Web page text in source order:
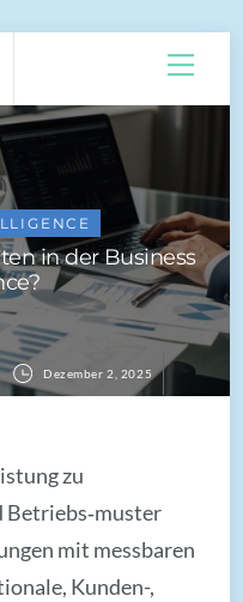
Dezember 2, 2025
in der Business
zu
Betriebs‑muster
mit messbaren
Kunden-,